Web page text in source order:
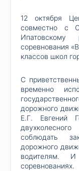
12 октября
совместно с
Ипатовскому
соревнования
классов школ
С
временно
дорожного
Е.Г. Евгений
соблюдать
дорожного
водителям.
соревнованиях.